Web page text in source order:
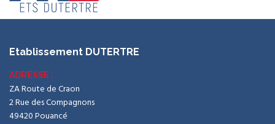
Etablissement DUTERTRE
ADRESSE :
ZA Route de Craon
2 Rue des Compagnons
49420 Pouancé